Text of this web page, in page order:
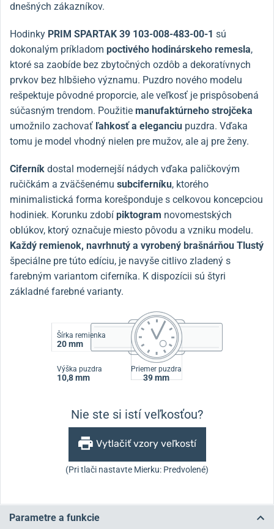
dnešných zákazníkov.
Hodinky PRIM SPARTAK 39 103-008-483-00-1 sú
dokonalým príkladom poctivého hodinárskeho remesla,
ktoré sa zaobíde bez zbytočných ozdôb a dekoratívnych
prvkov bez hlbšieho významu. Puzdro nového modelu
rešpektuje pôvodné proporcie, ale veľkosť je prispôsobená
súčasným trendom. Použitie manufaktúrneho strojčeka
umožnilo zachovať ľahkosť a eleganciu puzdra. Vďaka
tomu je model vhodný nielen pre mužov, ale aj pre ženy.
Ciferník dostal modernejší nádych vďaka paličkovým
ručičkám a zväčšenému subciferníku, ktorého
minimalistická forma korešponduje s celkovou koncepciou
hodiniek. Korunku zdobí piktogram novomestských
oblúkov, ktorý označuje miesto pôvodu a vzniku modelu.
Každý remienok, navrhnutý a vyrobený brašnárňou Tlustý
špeciálne pre túto edíciu, je navyše citlivo zladený s
farebným variantom ciferníka. K dispozícii sú štyri
základné farebné varianty.
Šírka remienka
20 mm
Výška puzdra
10,8 mm
Priemer puzdra
39 mm
Nie ste si istí veľkosťou?
Vytlačiť vzory veľkostí
(Pri tlači nastavte Mierku: Predvolené)
Parametre a funkcie